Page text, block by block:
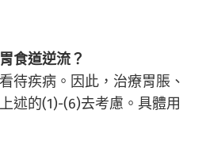
食道逆流？
待疾病。因此，治療胃脹、
述的(1)-(6)去考慮。具體用